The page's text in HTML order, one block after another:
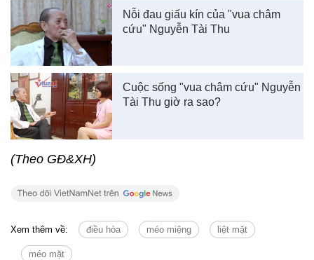
Nỗi đau giấu kín của "vua châm
cứu" Nguyễn Tài Thu
Cuộc sống "vua châm cứu" Nguyễn
Tài Thu giờ ra sao?
(Theo GĐ&XH)
Xem thêm về: điều hòa méo miệng liệt mặt
méo mặt